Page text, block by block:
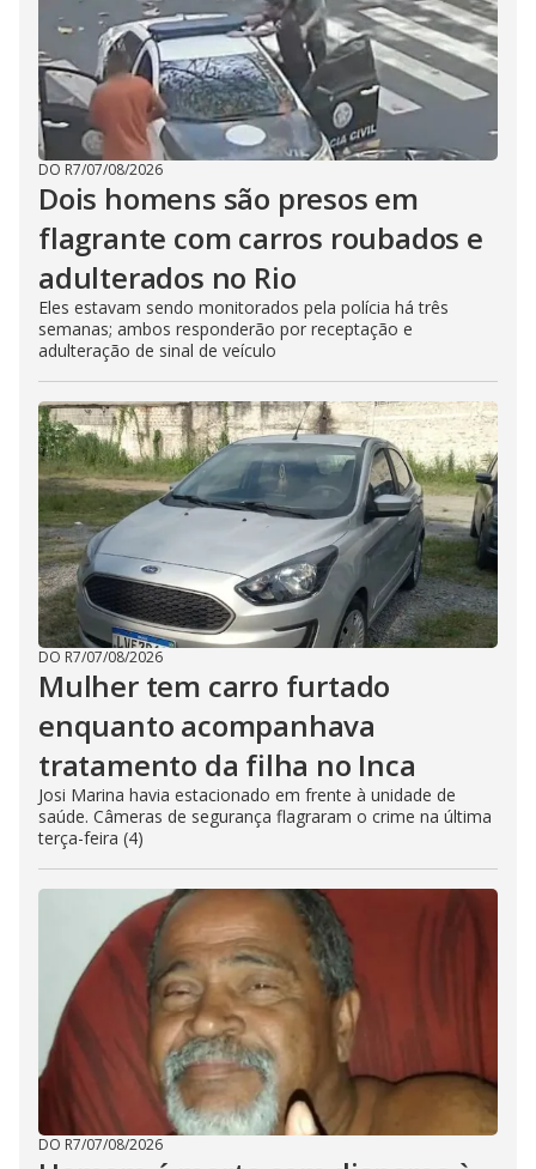
DO R7/07/08/2026
Dois homens são presos em
flagrante com carros roubados e
adulterados no Rio
Eles estavam sendo monitorados pela polícia há três
semanas; ambos responderão por receptação e
adulteração de sinal de veículo
DO R7/07/08/2026
Mulher tem carro furtado
enquanto acompanhava
tratamento da filha no Inca
Josi Marina havia estacionado em frente à unidade de
saúde. Câmeras de segurança flagraram o crime na última
terça-feira (4)
DO R7/07/08/2026